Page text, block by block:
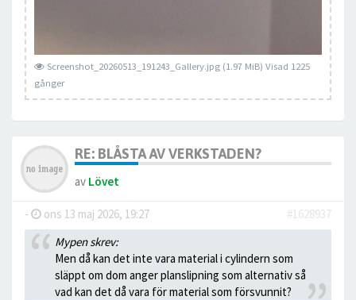
Screenshot_20260513_191243_Gallery.jpg (1.97 MiB) Visad 1225
gånger
RE: BLÅSTA AV VERKSTADEN?
av Lövet
- ons 13 maj 2026, 19:27
#1628937
Mypen skrev:
Men då kan det inte vara material i cylindern som
släppt om dom anger planslipning som alternativ så
vad kan det då vara för material som försvunnit?